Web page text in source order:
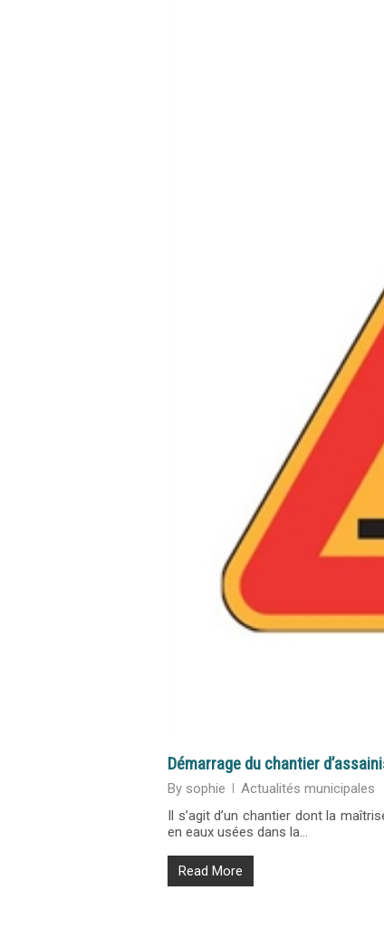
Démarrage du chantier
By sophie
Actualités municipales
Il s’agit d’un chantier dont la
en eaux usées dans la…
Read More